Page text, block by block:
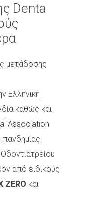
Denta
μετάδοσης
Ελληνική
καθώς και
Association
πανδημίας
από ειδικούς
ZERO και